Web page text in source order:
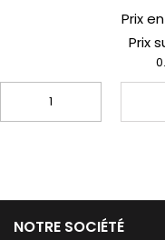
Prix
Prix
Prix
NOTRE SOCIÉTÉ